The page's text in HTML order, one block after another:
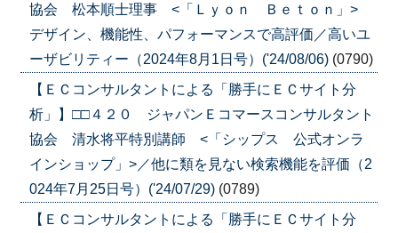
協会 松本順士理事 <「Ｌｙｏｎ Ｂｅｔｏｎ」>
デザイン、機能性、パフォーマンスで高評価／高いユ
ーザビリティー（2024年8月1日号）('24/08/06) (0790)
【ＥＣコンサルタントによる「勝手にＥＣサイト分
析」】□□４２０ ジャパンＥコマースコンサルタント
協会 清水将平特別講師 <「シップス 公式オンラ
インショップ」>／他に類を見ない検索機能を評価（2
024年7月25日号）('24/07/29) (0789)
【ＥＣコンサルタントによる「勝手にＥＣサイト分